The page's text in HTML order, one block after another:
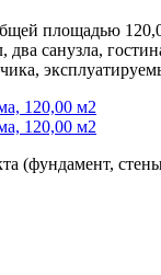
площадью
два санузла,
(фундамент,